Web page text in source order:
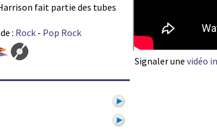
fait partie des tubes
: Rock - Pop Rock
Signaler une vidéo